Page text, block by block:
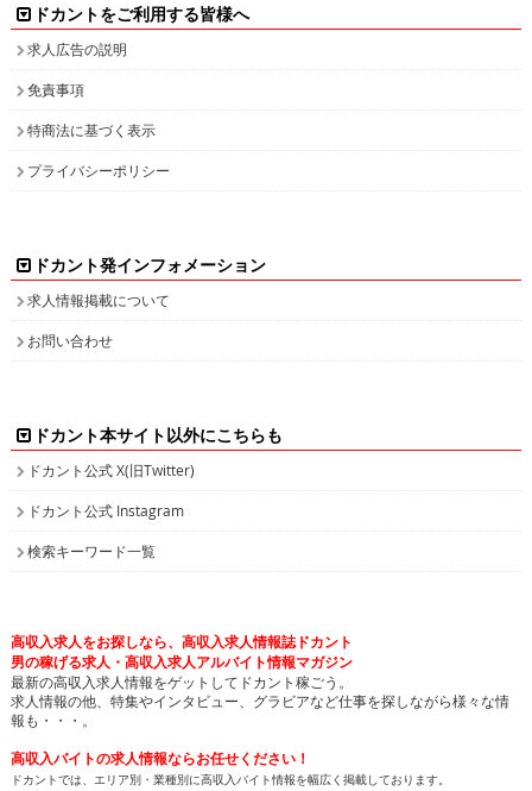
ドカントをご利用する皆様へ
求人広告の説明
免責事項
特商法に基づく表示
プライバシーポリシー
ドカント発インフォメーション
求人情報掲載について
お問い合わせ
ドカント本サイト以外にこちらも
ドカント公式 X(旧Twitter)
ドカント公式 Instagram
検索キーワード一覧
高収入求人をお探しなら、高収入求人情報誌ドカント
男の稼げる求人・高収入求人アルバイト情報マガジン
最新の高収入求人情報をゲットしてドカント稼ごう。
求人情報の他、特集やインタビュー、グラビアなど仕事を探しながら様々な情
報も・・・。
高収入バイトの求人情報ならお任せください！
ドカントでは、エリア別・業種別に高収入バイト情報を幅広く掲載しております。